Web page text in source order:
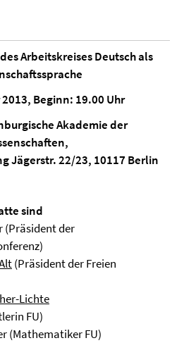
Arbeitskreises Deutsch als
Beginn: 19.00 Uhr
Akademie der
Jägerstr. 22/23, 10117 Berlin
sind
(Präsident der
(Präsident der Freien
Lichte
FU)
(Mathematiker FU)